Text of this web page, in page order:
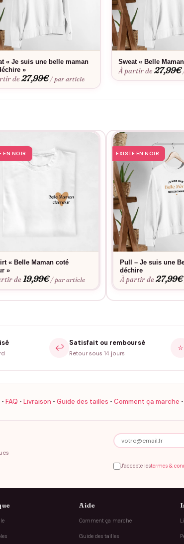
« Je suis une belle maman
»
de27,99€ / par article
Sweat « Belle
À partir de27,99€
EN NOIR
« Belle Maman coté
»
de19,99€ / par article
EXISTE EN NOIR
Pull – Je suis une
déchire
À partir de27,99€
↩️ Satisfait ou remboursé
Retour sous 14 jours
⭐
• FAQ • Livraison • Guide des tailles • Comment ça marche •
J'accepte lestermes &
Aide
Comment ça marche
Guide des tailles